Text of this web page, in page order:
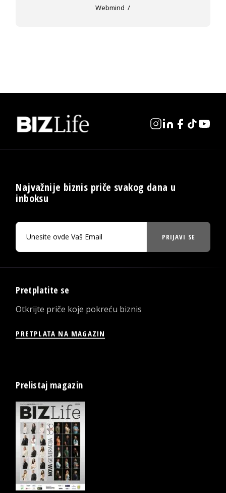
Webmind
Najvažnije biznis priče svakog dana u
inboksu
PRIJAVI SE
Pretplatite se
Otkrijte priče koje pokreću biznis
PRETPLATA NA MAGAZIN
Prelistaj magazin